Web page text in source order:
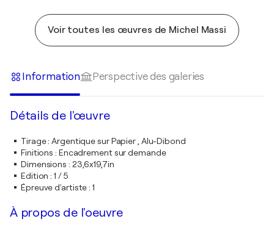
Voir toutes les œuvres de Michel Massi
Information Perspective des galeries
Détails de l'œuvre
Tirage:Argentique sur Papier , Alu-Dibond
Finitions : Encadrement sur demande
Dimensions : 23,6x19,7in
Edition :1 / 5
Épreuve d'artiste:1
À propos de l'oeuvre